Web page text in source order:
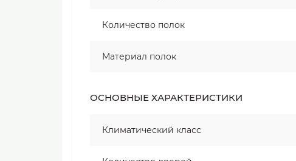
Количество полок
Материал полок
ОСНОВНЫЕ ХАРАКТЕРИСТИКИ
Климатический класс